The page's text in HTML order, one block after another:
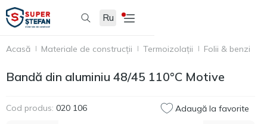
Ru
Acasă Materiale de construcții Termoizolații Folii & benzi
Bandă din aluminiu 48/45 110°C Motive
Cod produs: 020 106 Adaugă la favorite